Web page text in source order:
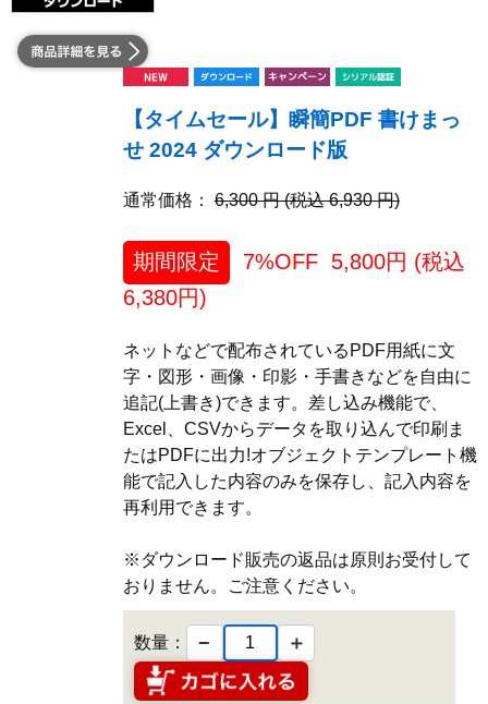
【タイムセール】瞬簡PDF 書けまっ
せ 2024 ダウンロード版
通常価格：6,300 円 (税込 6,930 円)
期間限定 7%OFF 5,800円 (税込
6,380円)
ネットなどで配布されているPDF用紙に文
字・図形・画像・印影・手書きなどを自由に
追記(上書き)できます。差し込み機能で、
Excel、CSVからデータを取り込んで印刷ま
たはPDFに出力!オブジェクトテンプレート機
能で記入した内容のみを保存し、記入内容を
再利用できます。
※ダウンロード販売の返品は原則お受付して
おりません。ご注意ください。
数量： − ＋